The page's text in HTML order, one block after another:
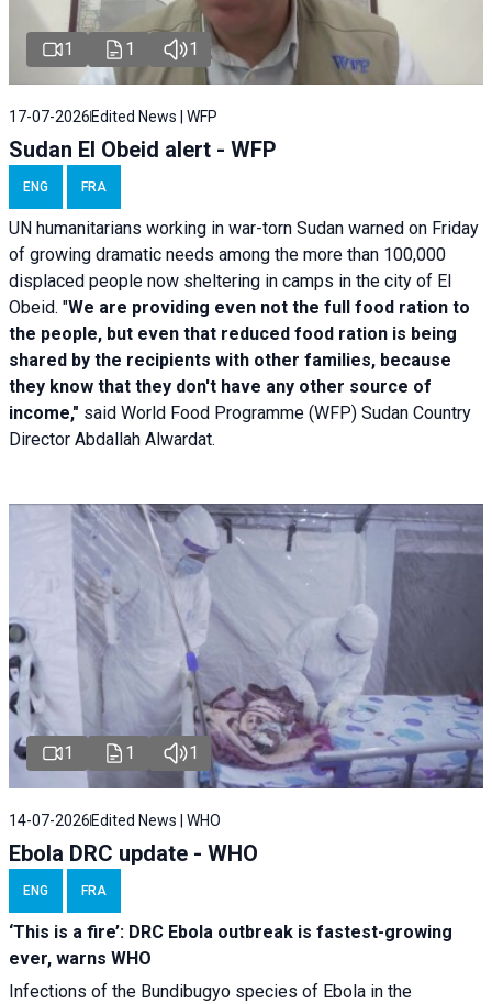
1 1 1
17-07-2026 Edited News | WFP
Sudan El Obeid alert - WFP
ENG FRA
UN humanitarians working in war-torn Sudan warned on Friday
of growing dramatic needs among the more than 100,000
displaced people now sheltering in camps in the city of El
Obeid. "We are providing even not the full food ration to
the people, but even that reduced food ration is being
shared by the recipients with other families, because
they know that they don't have any other source of
income," said World Food Programme (WFP) Sudan Country
Director Abdallah Alwardat.
1 1 1
14-07-2026 Edited News | WHO
Ebola DRC update - WHO
ENG FRA
‘This is a fire’: DRC Ebola outbreak is fastest-growing
ever, warns WHO
Infections of the Bundibugyo species of Ebola in the